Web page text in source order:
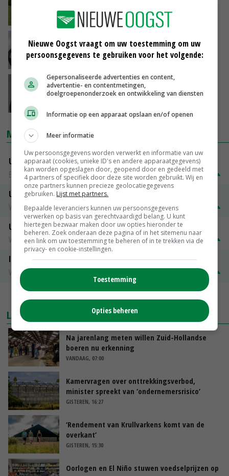
11-07-2020
Timmermans: 'Honderden EU-miljarden naar
waterstof'
09-07-2020
Schouten zoekt zelf ook naar stip op de
horizon
MARKTPRIJZEN
Uitbetaalprijs DCA BestPigletPrice
Biggen weekprijzen
€ 26,50 € 0,50
Uitbetaalprijs Compaxo
Vleesvarkens
€ 1,32
Uitbetaalprijs Van Rooi Meat
Vleesvarkens
€ 1,25 € 0,10
ISN prijs Frankrijk
Vleesvarkens
€ 0,06
LAATSTE NIEUWS
Na jarenlang meten willen Zuid-Hollandse
boeren nu erkenning
VANDAAG, 07:00
Kamervragen over onttrekkingsverbod,
minister spreekt van ‘ondernemersrisico’
GISTEREN, 16:27
‘Rendement van Krullvarkens komt van de
overkant’
GISTEREN, 15:30
Oorlogen en El Niño stuwen voedselprijzen op
Nieuwe Oogst vraagt om uw toestemming om uw
persoonsgegevens te gebruiken voor het volgende:
Gepersonaliseerde advertenties en content,
advertentie- en contentmetingen,
doelgroepenonderzoek en ontwikkeling van diensten
Informatie op een apparaat opslaan en/of openen
Meer informatie
Uw persoonsgegevens worden verwerkt en informatie van uw
apparaat (cookies, unieke ID's en andere apparaatgegevens)
kan worden opgeslagen door, geopend door en gedeeld met
4 partners of specifiek door deze site worden gebruikt. Wij en
onze partners kunnen precieze geolocatiegegevens
gebruiken. Lijst met partners.
Bepaalde leveranciers kunnen uw persoonsgegevens
verwerken op basis van gerechtvaardigd belang. U kunt
hiertegen bezwaar maken door uw opties hieronder te
beheren. Zoek onderaan deze pagina of in het sitemenu naar
een link om uw toestemming te beheren of in te trekken via de
privacy- en cookie-instellingen.
Toestemming
Opties beheren